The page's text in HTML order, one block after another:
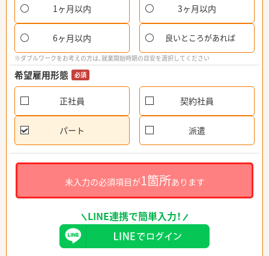
1ヶ月以内 3ヶ月以内
6ヶ月以内 良いところがあれば
※ダブルワークをお考えの方は、就業開始時期の目安を選択してください
希望雇用形態 必須
正社員 契約社員
パート 派遣
未入力の必須項目が1箇所あります
LINE連携で簡単入力！